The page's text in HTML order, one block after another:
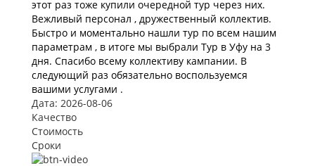
этот раз тоже купили очередной тур через них.
Вежливый персонал , дружественный коллектив.
Быстро и моментально нашли тур по всем нашим
параметрам , в итоге мы выбрали Тур в Уфу на 3
дня. Спасибо всему коллективу кампании. В
следующий раз обязательно воспользуемся
вашими услугами .
Дата: 2026-08-06
Качество
Стоимость
Сроки